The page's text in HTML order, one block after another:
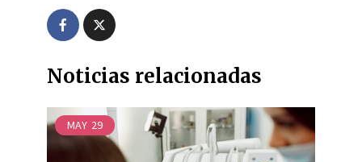
Noticias relacionadas
MAY 29